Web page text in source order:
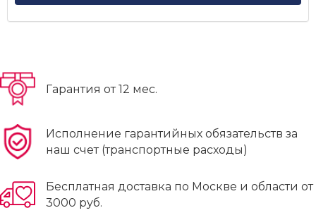
Гарантия от 12 мес.
Исполнение гарантийных обязательств за
наш счет (транспортные расходы)
Бесплатная доставка по Москве и области от
3000 руб.